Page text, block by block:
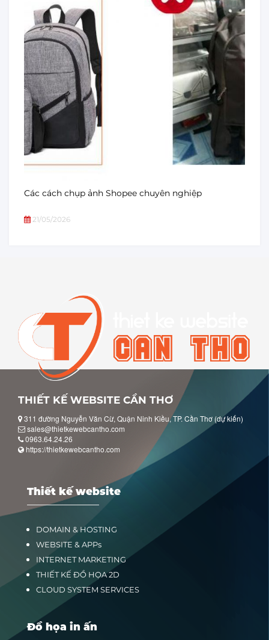
Các cách chụp ảnh Shopee chuyên nghiệp
21/05/2026
THIẾT KẾ WEBSITE CẦN THƠ
311 đường Nguyễn Văn Cừ, Quận Ninh Kiều, TP. Cần Thơ (dự kiến)
sales@thietkewebcantho.com
0963.64.24.26
https://thietkewebcantho.com
Thiết kế website
DOMAIN & HOSTING
WEBSITE & APPs
INTERNET MARKETING
THIẾT KẾ ĐỒ HỌA 2D
CLOUD SYSTEM SERVICES
Đồ họa in ấn